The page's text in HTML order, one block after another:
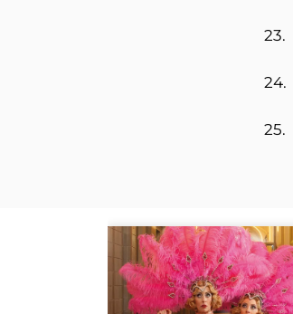
23.
24.
25.